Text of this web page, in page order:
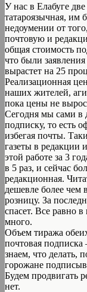
У нас в Елабуге
татароязычная, им
недоумении от
почтовую и
общая стоимость
что были
вырастет на 25
Реализационная
наших жителей,
пока цены не
Сегодня мы сами в
подписку, то есть
избегая почты.
газеты в редакции
этой работе за 3
в 5 раз, и сейчас
редакционная.
дешевле более чем
розницу. За
спасет. Все равно
много.
Объем тиража
почтовая
знаем, что делать,
горожане
Будем продвигать
нет.